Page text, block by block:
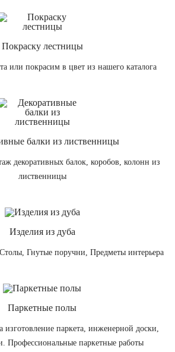
Покраску лестницы
или покрасим в цвет из нашего каталога
балки из лиственницы
декоративных балок, коробов, колонн из
лиственницы
Изделия из дуба
Гнутые поручни, Предметы интерьера
Паркетные полы
изготовление паркета, инженерной доски,
Профессиональные паркетные работы